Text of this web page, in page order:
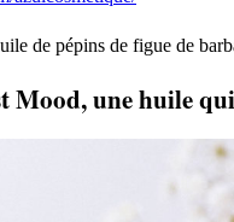
de pépins de figue de
une huile